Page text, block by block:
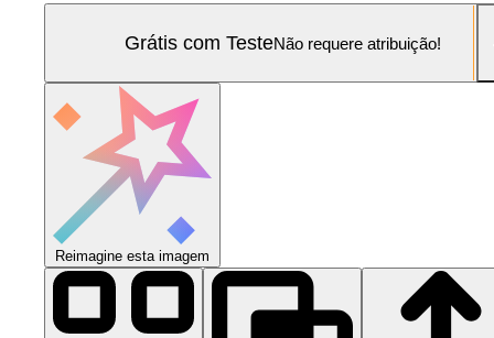
Grátis com TesteNão requere atribuição!
Reimagine esta imagem